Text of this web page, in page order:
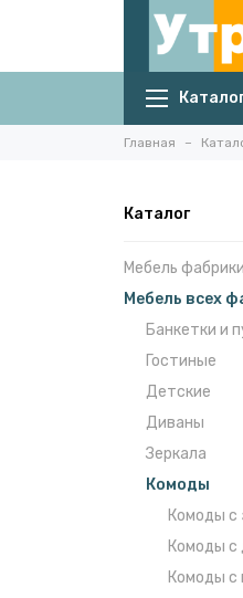
Главная
Каталог
Мебель
Мебель всех
Банкетки и
Гостиные
Детские
Диваны
Зеркала
Комоды
Комоды с
Комоды с
Комоды с